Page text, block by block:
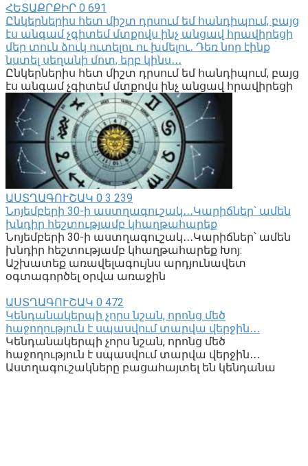
ՀԵՏԱՔՐՔԻՐ 0 691
Ընկերներիս հետ միշտ դրսում եմ հանդիպում, բայց
էս անգամ չգիտեմ մտքովս ինչ անցավ հրավիրեցի
մեր տուն ձուկ ուտելու ու խմելու․ Դեռ նոր էինք
նստել սեղանի մոտ, երբ կինս․․․
Ընկերներիս հետ միշտ դրսում եմ հանդիպում, բայց
էս անգամ չգիտեմ մտքովս ինչ անցավ հրավիրեցի
ԱՍՏՂԱԳՈՒՇԱԿ 0 3 239
Նոյեմբերի 30-ի աստղագուշակ․․․Կարիճներ՝ ամեն
խնդիր հեշտությամբ կհաղթահարեք
Նոյեմբերի 30-ի աստղագուշակ․․․Կարիճներ՝ ամեն
խնդիր հեշտությամբ կհաղթահարեք Խոյ:
Աշխատեք առավելագույնս արդյունավետ
օգտագործել օրվա առաջին
ԱՍՏՂԱԳՈՒՇԱԿ 0 472
Կենդանակերպի չորս նշան, որոնց մեծ
հաջողություն է սպասվում տարվա վերջին․․․
Կենդանակերպի չորս նշան, որոնց մեծ
հաջողություն է սպասվում տարվա վերջին․․․
Աստղագուշակները բացահայտել են կենդանա